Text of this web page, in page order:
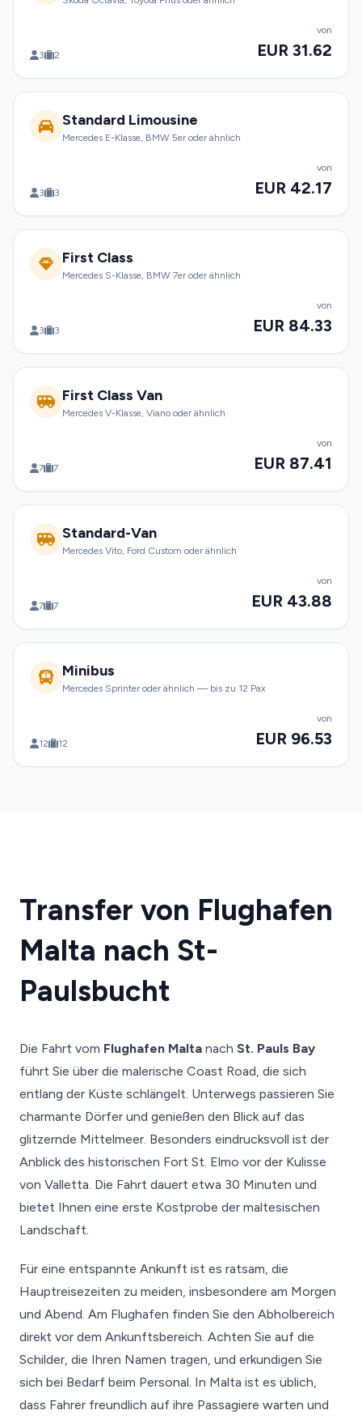
3 2
von
EUR 31.62
Standard Limousine
Mercedes E-Klasse, BMW 5er oder ähnlich
3 3
von
EUR 42.17
First Class
Mercedes S-Klasse, BMW 7er oder ähnlich
3 3
von
EUR 84.33
First Class Van
Mercedes V-Klasse, Viano oder ähnlich
7 7
von
EUR 87.41
Standard-Van
Mercedes Vito, Ford Custom oder ähnlich
7 7
von
EUR 43.88
Minibus
Mercedes Sprinter oder ähnlich — bis zu 12 Pax
12 12
von
EUR 96.53
Transfer von Flughafen
Malta nach St-
Paulsbucht
Die Fahrt vom Flughafen Malta nach St. Pauls Bay
führt Sie über die malerische Coast Road, die sich
entlang der Küste schlängelt. Unterwegs passieren Sie
charmante Dörfer und genießen den Blick auf das
glitzernde Mittelmeer. Besonders eindrucksvoll ist der
Anblick des historischen Fort St. Elmo vor der Kulisse
von Valletta. Die Fahrt dauert etwa 30 Minuten und
bietet Ihnen eine erste Kostprobe der maltesischen
Landschaft.
Für eine entspannte Ankunft ist es ratsam, die
Hauptreisezeiten zu meiden, insbesondere am Morgen
und Abend. Am Flughafen finden Sie den Abholbereich
direkt vor dem Ankunftsbereich. Achten Sie auf die
Schilder, die Ihren Namen tragen, und erkundigen Sie
sich bei Bedarf beim Personal. In Malta ist es üblich,
dass Fahrer freundlich auf ihre Passagiere warten und